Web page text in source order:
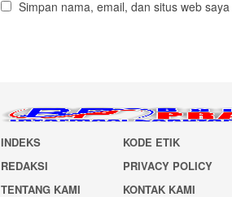
Simpan nama, email, dan situs web
INDEKS KODE ETIK
REDAKSI
PRIVACY POLICY
TENTANG KAMI
KONTAK KAMI